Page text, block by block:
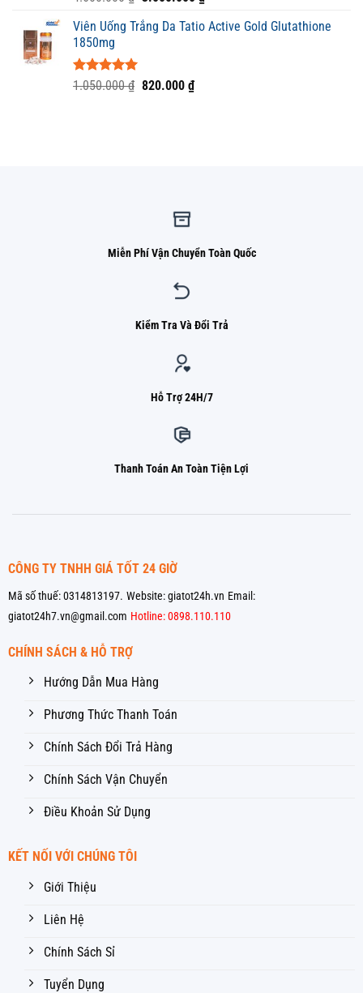
5 sao
là:
tại
Viên Uống Trắng Da Tatio Active Gold Glutathione
1850mg
Được xếp
1.050.000₫ Giá
820.000 ₫Giá
Miễn Phí Vận Chuyển Toàn Quốc
Kiểm Tra Và Đổi Trả
Hỗ Trợ 24H/7
Thanh Toán An Toàn Tiện Lợi
CÔNG TY TNHH GIÁ TỐT 24 GIỜ
Mã số thuế: 0314813197. Website: giatot24h.vn Email:
giatot24h7.vn@gmail.com Hotline: 0898.110.110
CHÍNH SÁCH & HỖ TRỢ
Hướng Dẫn Mua Hàng
Phương Thức Thanh Toán
Chính Sách Đổi Trả Hàng
Chính Sách Vận Chuyển
Điều Khoản Sử Dụng
KẾT NỐI VỚI CHÚNG TÔI
Giới Thiệu
Liên Hệ
Chính Sách Sỉ
Tuyển Dụng